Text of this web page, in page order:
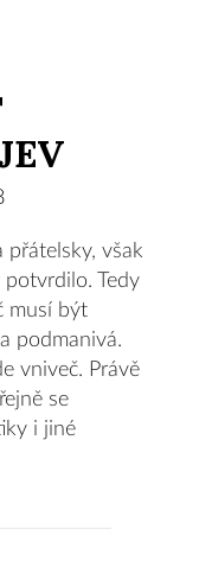
přátelsky, však
Tedy
musí být
podmanivá.
vniveč. Právě
se
i jiné